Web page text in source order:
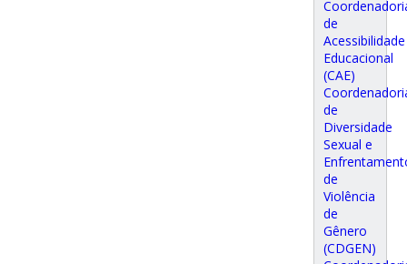
de
Acessibilidade
Educacional
(CAE)
de
Diversidade
Sexual e
de
Violência
de
Gênero
(CDGEN)